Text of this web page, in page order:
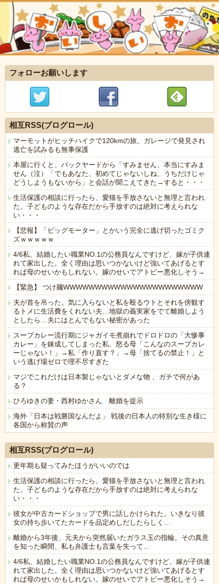
フォローお願いします
相互RSS(ブログロール)
マーモットがヒッチハイクで120kmの旅。ガレージで発見され
逃亡を試みるも無事保護
本屋に行くと、バックヤードから「すみません、本当にすみま
せん（泣）「でもあなた、初めてじゃないしね、うちだけじゃ
どうしようもないから」と会話が聞こえてきた→すると・・・
生活保護の相談に行ったら、愛猫を手放さないと無理と言われ
た。子どものような存在だから手放すのは絶対に考えられな
い・・・
【悲報】「ビッグモーター」とかいう完全に逃げ切ったゴミク
ズｗｗｗｗｗ
4/6私、結婚したい職業NO.1の公務員なんですけど、嫁が子供連
れて家出した。全く理由は思いつかないけど強いてあげるとす
れば母のせいかもしれない。嫁のせいでアトピー悪化しそう→
【緊急】 つけ麺WWWWWWWWWWWWWWWWWWWWWW
夫が首を吊った。気に入らないと私を殴るウトとそれを傍観す
るトメに生活費をくれない夫…地獄の義実家をでて離婚しよう
としたら…夫にはとんでもない秘密があった
スープカレー流行期にジャガイモ煮崩れでドロドロの「大惨事
カレー」を錬成してしまった私、怒る母「こんなのスープカレ
ーじゃない！」→私「作り直す？」→母「捨てるの禁止！」と
いう逃げ場ゼロで理不尽すぎた
マジでこれだけは日本製じゃないとダメな物 、ガチで何があ
る？
ひろゆきの妻・西村ゆかさん 離婚を提示
海外「日本は戦勝国なんだよ」 戦後の日本人の特別な生き様に
各国から称賛の声
相互RSS(ブログロール)
更年期も疑ってみたほうがいいのでは
生活保護の相談に行ったら、愛猫を手放さないと無理と言われ
た。子どものような存在だから手放すのは絶対に考えられな
い・・・
彼女が中古カードショップで男に話しかけられた。いきなり彼
女の持ち歩いてたカードを品定めしだしたらしく…
離婚から3年後、元夫から突然届いたガラス玉の指輪。その真意
を知った瞬間、私も弁護士も言葉を失って…
4/6私、結婚したい職業NO.1の公務員なんですけど、嫁が子供連
れて家出した。全く理由は思いつかないけど強いてあげるとす
れば母のせいかもしれない。嫁のせいでアトピー悪化しそう→